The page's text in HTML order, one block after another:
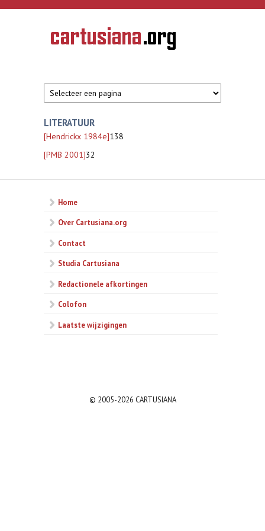
Overslaan en naar de inhoud gaan
CARTUSIANA
Geschiedenis
van de
LITERATUUR
[Hendrickx 1984e]138
[PMB 2001]32
Home
Over Cartusiana.org
Contact
Studia Cartusiana
Redactionele afkortingen
Colofon
Laatste wijzigingen
© 2005-2026 CARTUSIANA